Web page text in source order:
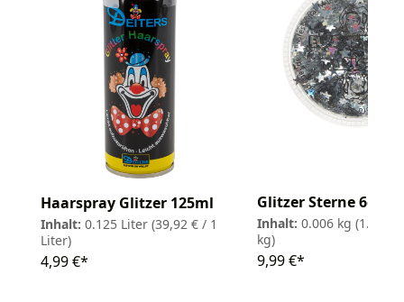
Haarspray Glitzer 125ml
Inhalt: 0.125 Liter (39,92 € / 1
Liter)
4,99 €*
Glitzer Sterne 6g
Inhalt: 0.006 kg
kg)
9,99 €*